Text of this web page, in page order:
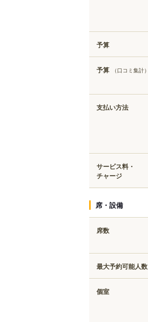
予算
予算 （口コミ集計）
支払い方法
サービス料・
チャージ
席・設備
席数
最大予約可能人数
個室